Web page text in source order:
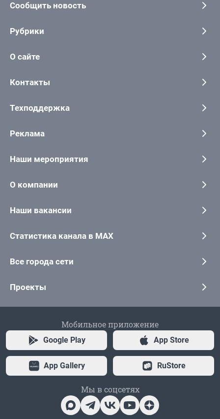
Сообщить новость
Рубрики
О сайте
Контакты
Техподдержка
Реклама
Наши мероприятия
О компании
Наши вакансии
Статистика канала в MAX
Все города сети
Проекты
Мобильное приложение
Google Play App Store
App Gallery RuStore
Мы в соцсетях